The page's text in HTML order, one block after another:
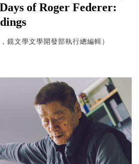
of Roger Federer:
鏡文學文學開發部執行總編輯）